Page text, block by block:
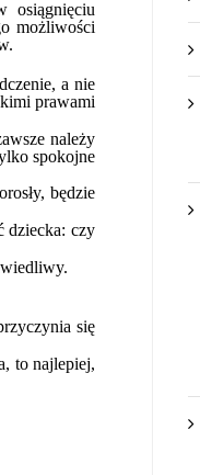
osiągnięciu
możliwości
a nie
prawami
należy
spokojne
będzie
dziecka: czy
się
to najlepiej,